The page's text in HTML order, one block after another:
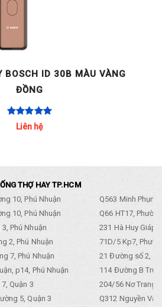
BOSCH ID 30B MÀU VÀNG
ĐỒNG
Liên hệ
THỢ HAY TP.HCM
10, Phú Nhuận
Q563 Minh
10, Phú Nhuận
Q66 HT17,
Phú Nhuận
231 Hà Huy Giáp,
2, Phú Nhuận
71D/5 Kp7,
7, Phú Nhuận
21 Đường số 2,
p14, Phú Nhuận
114 Đường B
Quận 3
204/56 Nơ Trang
5, Quận 3
Q312 Nguyền